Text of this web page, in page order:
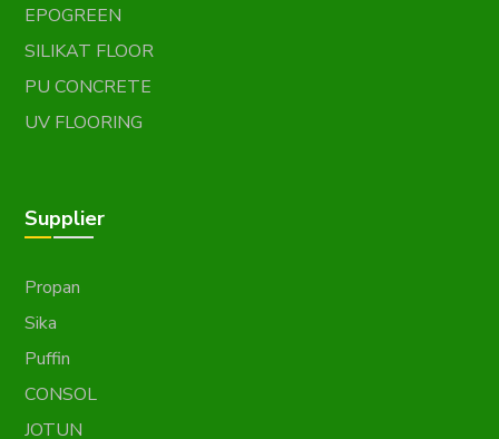
EPOGREEN
SILIKAT FLOOR
PU CONCRETE
UV FLOORING
Supplier
Propan
Sika
Puffin
CONSOL
JOTUN